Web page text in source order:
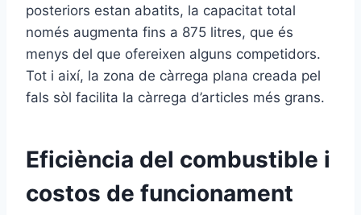
posteriors estan abatits, la capacitat total
només augmenta fins a 875 litres, que és
menys del que ofereixen alguns competidors.
Tot i així, la zona de càrrega plana creada pel
fals sòl facilita la càrrega d’articles més grans.
Eficiència del combustible i
costos de funcionament